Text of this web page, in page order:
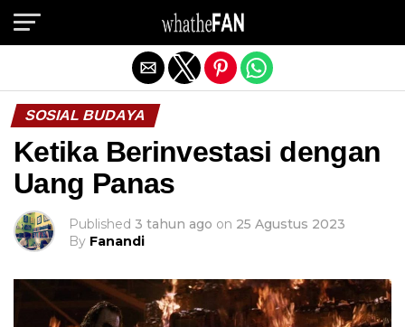
SOSIAL BUDAYA
Ketika Berinvestasi dengan
Uang Panas
Published 3 tahun ago on 25 Agustus 2023
By Fanandi
Exit mobile version